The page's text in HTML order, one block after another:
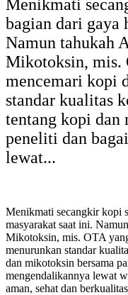
Menikmati
bagian dari gaya
Namun tahukah
Mikotoksin, mis.
mencemari kopi
standar kualitas
tentang kopi dan
peneliti dan
lewat...
Menikmati secangkir kopi
masyarakat saat ini.
Mikotoksin, mis. OTA
menurunkan standar
dan mikotoksin bersama
mengendalikannya lewat
aman, sehat dan